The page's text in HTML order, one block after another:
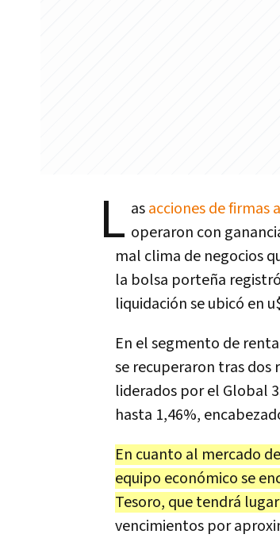
L asacciones de firmas
operaron con
mal clima de negocios
la bolsa porteña
liquidación se ubicó en
En el segmento de
se recuperaron tras dos
liderados por el Global
hasta 1,46%,
En cuanto al mercado
equipo económico se
Tesoro, que tendrá
vencimientos por